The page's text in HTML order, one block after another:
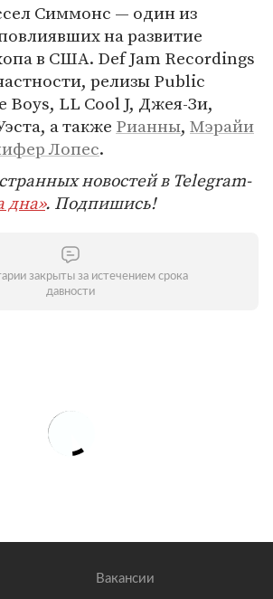
Симмонс — один из
на развитие
в США. Def Jam Recordings
релизы Public
Boys, LL Cool J, Джея-Зи,
а также Рианны, Мэрайи
Лопес.
новостей в Telegram-
дна». Подпишись!
закрыты за истечением срока
давности
Вакансии